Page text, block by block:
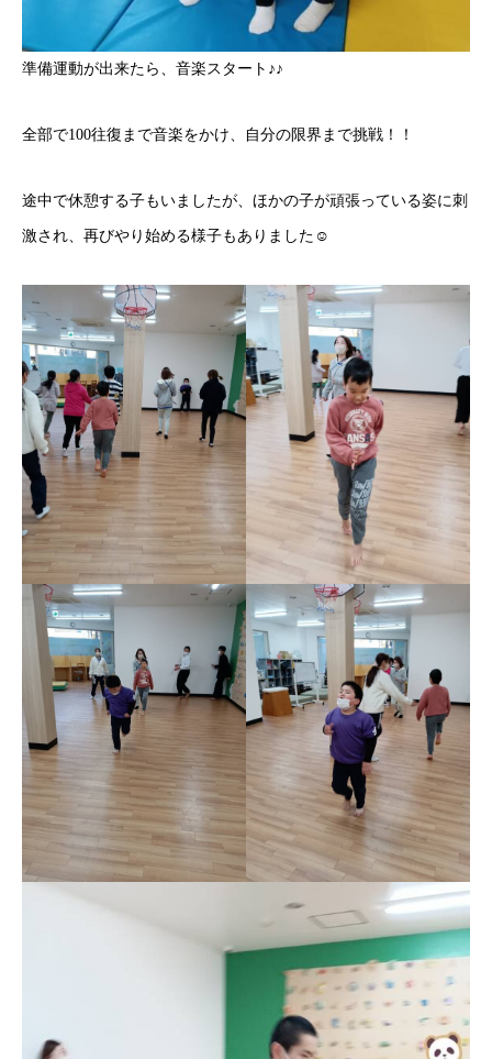
準備運動が出来たら、音楽スタート♪♪
全部で100往復まで音楽をかけ、自分の限界まで挑戦！！
途中で休憩する子もいましたが、ほかの子が頑張っている姿に刺
激され、再びやり始める様子もありました☺